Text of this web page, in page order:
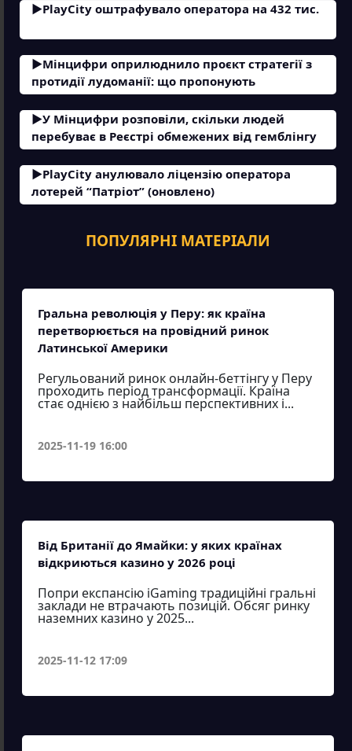
PlayCity оштрафувало оператора на 432 тис.
Мінцифри оприлюднило проєкт стратегії з
протидії лудоманії: що пропонують
У Мінцифри розповіли, скільки людей
перебуває в Реєстрі обмежених від гемблінгу
PlayCity анулювало ліцензію оператора
лотерей “Патріот” (оновлено)
ПОПУЛЯРНІ МАТЕРІАЛИ
Гральна революція у Перу: як країна
перетворюється на провідний ринок
Латинської Америки
Регульований ринок онлайн-беттінгу у Перу
проходить період трансформації. Країна
стає однією з найбільш перспективних і...
2025-11-19 16:00
Від Британії до Ямайки: у яких країнах
відкриються казино у 2026 році
Попри експансію iGaming традиційні гральні
заклади не втрачають позицій. Обсяг ринку
наземних казино у 2025...
2025-11-12 17:09